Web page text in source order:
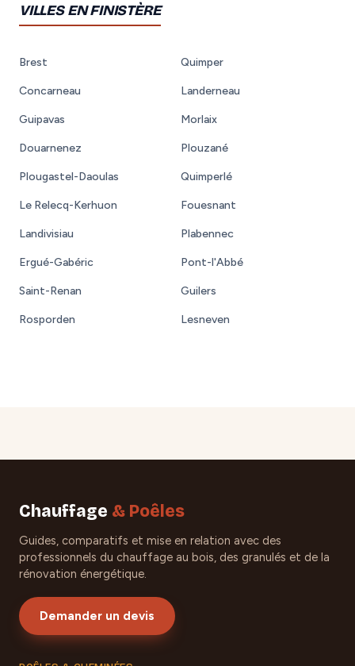
VILLES EN FINISTÈRE
Brest Quimper
Concarneau Landerneau
Guipavas Morlaix
Douarnenez Plouzané
Plougastel-Daoulas Quimperlé
Le Relecq-Kerhuon Fouesnant
Landivisiau Plabennec
Ergué-Gabéric Pont-l'Abbé
Saint-Renan Guilers
Rosporden Lesneven
Chauffage & Poêles
Guides, comparatifs et mise en relation avec des
professionnels du chauffage au bois, des granulés et de la
rénovation énergétique.
Demander un devis